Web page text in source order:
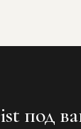
под